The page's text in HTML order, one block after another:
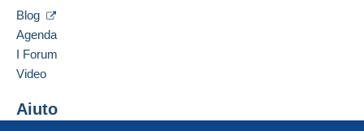
pagamento integrato nel sito
venditore all'acquirente. Un acquisto non pagato
dell'acquirente.
clausole relative al pagamento, queste sono da
considerarsi nulle e non dovute. Le condizioni di
Inserisci questo venditore in Lista Nera
Blog
Agenda
I Forum
Video
Aiuto